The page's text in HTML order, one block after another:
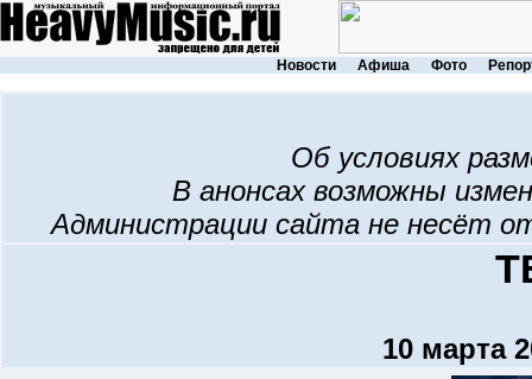
Новости Афиша Фото
Об условиях
В анонсах возможны
Администрации сайта не несёт
10 марта